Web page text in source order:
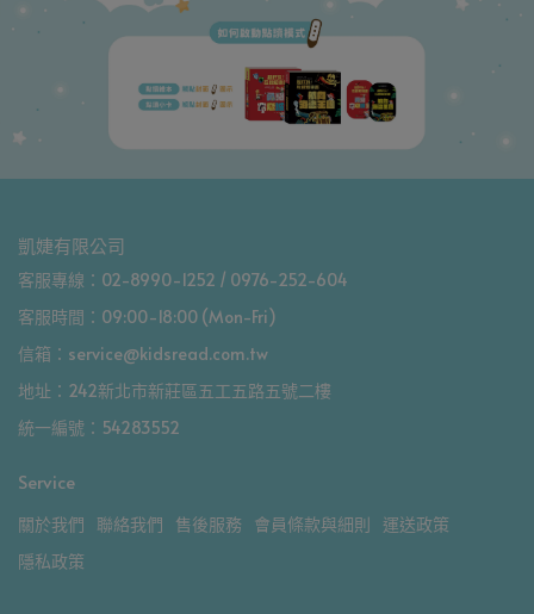
凱婕有限公司
客服專線：02-8990-1252 / 0976-252-604
客服時間：09:00-18:00 (Mon-Fri)
信箱：service@kidsread.com.tw
地址：242新北市新莊區五工五路五號二樓
統一編號：54283552
Service
關於我們 聯絡我們 售後服務 會員條款與細則
運送政策
隱私政策